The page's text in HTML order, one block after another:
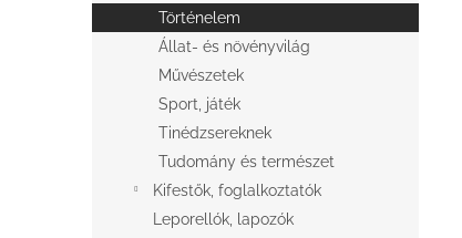
l
Történelem
Állat- és növényvilág
Művészetek
Sport, játék
Tinédzsereknek
Tudomány és természet
Kifestők, foglalkoztatók
Leporellók, lapozók